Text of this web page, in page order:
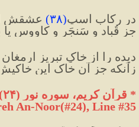
در رکابِ اسپِ(۳۸) عشقش
جز قُباد و سَنجَر و کاووس یا
دیده را از خاکِ تبریز ارمغان
زآنکه جز آن خاک این
* قرآن کریم، سوره نور (۲۴)
An-Noor(#24), Line #35